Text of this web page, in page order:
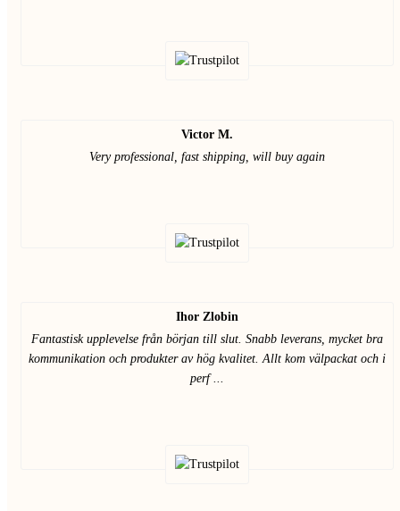
Victor M.
Very professional, fast shipping, will buy again
Ihor Zlobin
Fantastisk upplevelse från början till slut. Snabb leverans, mycket bra
kommunikation och produkter av hög kvalitet. Allt kom välpackat och i
perf ...